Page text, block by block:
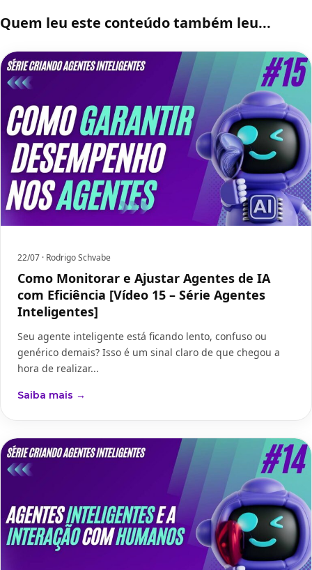
Quem leu este conteúdo também leu...
22/07 · Rodrigo Schvabe
Como Monitorar e Ajustar Agentes de IA
com Eficiência [Vídeo 15 – Série Agentes
Inteligentes]
Seu agente inteligente está ficando lento, confuso ou
genérico demais? Isso é um sinal claro de que chegou a
hora de realizar...
Saiba mais →